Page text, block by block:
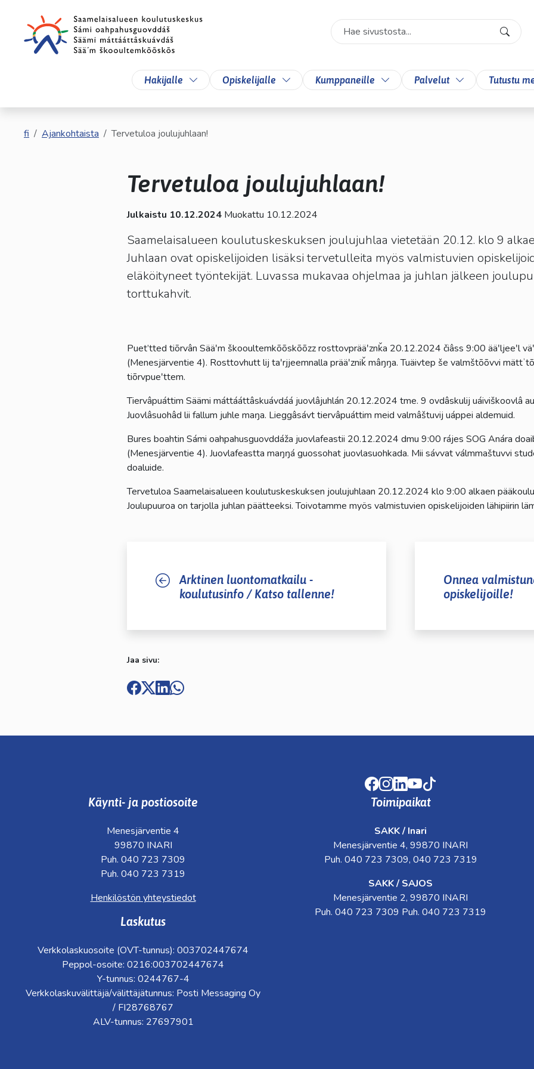
Siirry pääsisältöön
Siirry päävalikkoon
Search
oleva
tulos
ylös-
hakutulokseen
painamalla
käyttäjät
voivat
käyttää
kosketus-
Hakijalle Vaihda alasvetovalikkoa
Opiskelijalle Vaihda alasvetovalikkoa
Kumppaneille Vaihda alasvetovalikkoa
Palvelut Vaihda Tutustu
fi Ajankohtaista Tervetuloa joulujuhlaan!
Tervetuloa joulujuhlaan!
Julkaistu 10.12.2024 Muokattu 10.12.2024
Saamelaisalueen koulutuskeskuksen joulujuhlaa vietetään 20.12. klo 9
Juhlaan ovat opiskelijoiden lisäksi tervetulleita myös valmistuvien
eläköityneet työntekijät. Luvassa mukavaa ohjelmaa ja juhlan jälkeen
torttukahvit.
Puet’tted tiõrvân Sääʹm škooultemkõõskõõzz rosttovprääʹznǩa 20.12.2024 čiâss 9:00 ääʹljeeʹl
(Menesjärventie 4). Rosttovhutt lij taʹrjjeemnalla prääʹzniǩ mâŋŋa. Tuäivtep še valmštõõvvi
tiõrvpueʹttem.
Tiervâpuáttim Säämi máttááttâskuávdáá juovlâjuhlán 20.12.2024 tme. 9 ovdâskulij uáiviškoovlâ
Juovlâsuohâd lii fallum juhle maŋa. Lieggâsávt tiervâpuáttim meid valmâštuvij uáppei aldemuid.
Bures boahtin Sámi oahpahusguovddáža juovlafeastii 20.12.2024 dmu 9:00 rájes SOG Anára
(Menesjärventie 4). Juovlafeastta maŋŋá guossohat juovlasuohkada. Mii sávvat válmmaštuvvi
doaluide.
Tervetuloa Saamelaisalueen koulutuskeskuksen joulujuhlaan 20.12.2024 klo 9:00 alkaen
Joulupuuroa on tarjolla juhlan päätteeksi. Toivotamme myös valmistuvien opiskelijoiden lähipiirin
Arktinen luontomatkailu -
koulutusinfo / Katso tallenne!
Onnea
opiskelijoille!
Jaa sivu:
Facebook
Instagram
LinkedIn
Youtube
Käynti- ja postiosoite
Menesjärventie 4
99870 INARI
Puh. 040 723 7309
Puh. 040 723 7319
Henkilöstön yhteystiedot
Laskutus
Verkkolaskuosoite (OVT-tunnus): 003702447674
Peppol-osoite: 0216:003702447674
Y-tunnus: 0244767-4
Verkkolaskuvälittäjä/välittäjätunnus: Posti Messaging Oy
/ FI28768767
ALV-tunnus: 27697901
Toimipaikat
SAKK / Inari
Menesjärventie 4, 99870 INARI
Puh. 040 723 7309, 040 723 7319
SAKK / SAJOS
Menesjärventie 2, 99870 INARI
Puh. 040 723 7309 Puh. 040 723 7319